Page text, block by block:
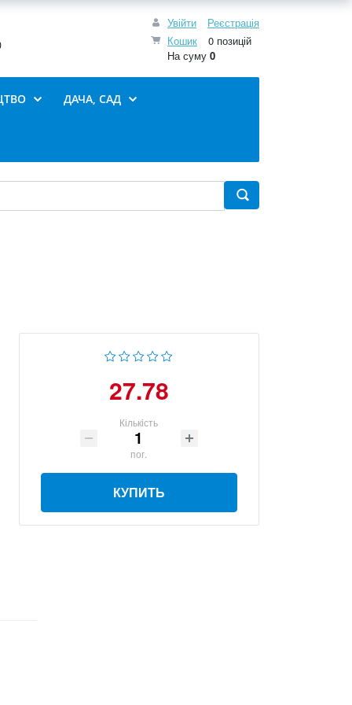
Увійти
Реєстрація
Кошик
0 позицій
На суму 0
ДАЧА, САД
27.78
Кількість
пог.
КУПИТЬ